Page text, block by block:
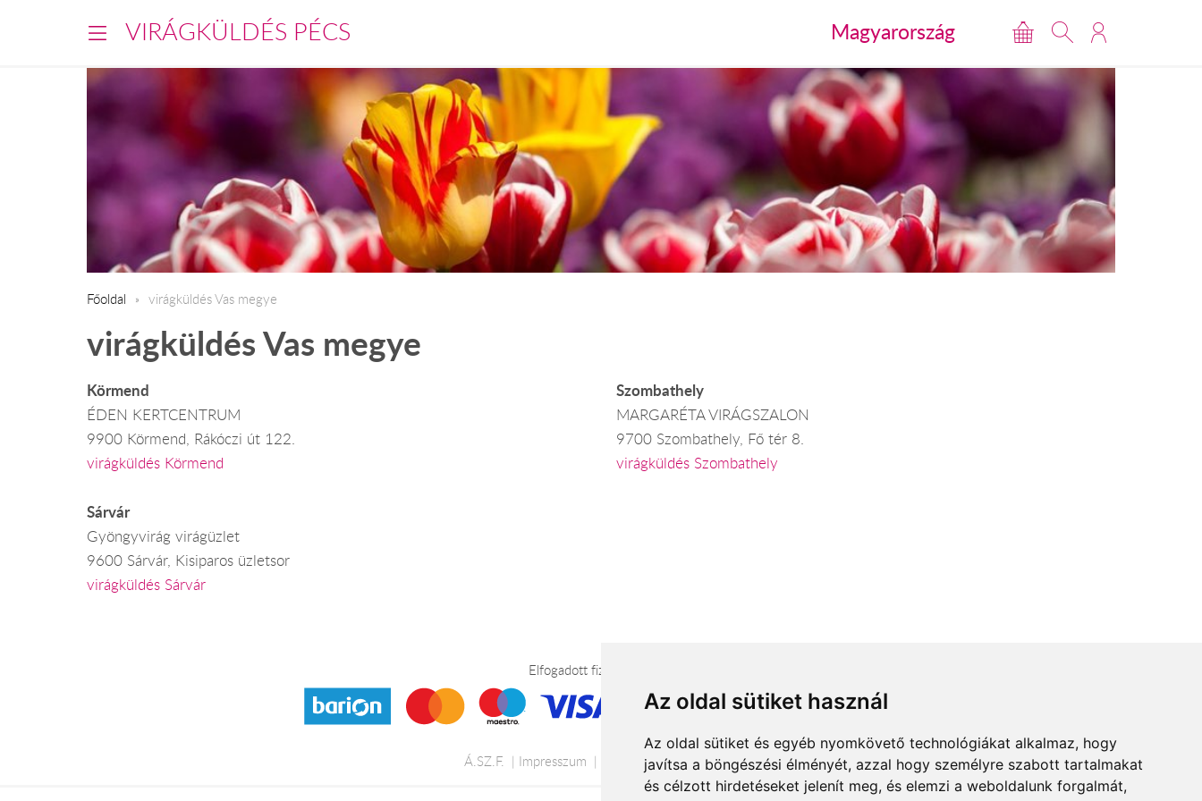
Az oldal sütiket használ
Az oldal sütiket és egyéb nyomkövető technológiákat alkalmaz, hogy
javítsa a böngészési élményét, azzal hogy személyre szabott tartalmakat
és célzott hirdetéseket jelenít meg, és elemzi a weboldalunk forgalmát,
VIRÁGKÜLDÉS PÉCS Magyarország
Főoldal virágküldés Vas megye
virágküldés Vas megye
Körmend
ÉDEN KERTCENTRUM
9900 Körmend, Rákóczi út 122.
virágküldés Körmend
Sárvár
Gyöngyvirág virágüzlet
9600 Sárvár, Kisiparos üzletsor
virágküldés Sárvár
Szombathely
MARGARÉTA VIRÁGSZALON
9700 Szombathely, Fő tér 8.
virágküldés Szombathely
Elfogadott fizetési módok
Á.SZ.F. Impresszum Adatkezelési tájékoztató